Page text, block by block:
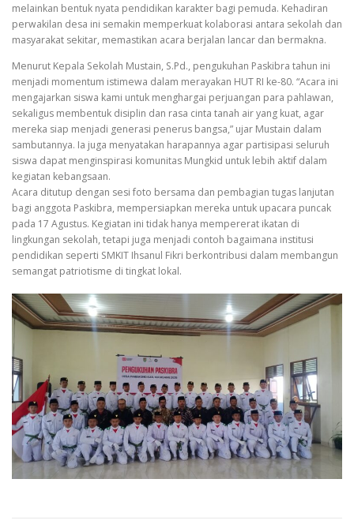
melainkan bentuk nyata pendidikan karakter bagi pemuda. Kehadiran
perwakilan desa ini semakin memperkuat kolaborasi antara sekolah dan
masyarakat sekitar, memastikan acara berjalan lancar dan bermakna.
Menurut Kepala Sekolah Mustain, S.Pd., pengukuhan Paskibra tahun ini
menjadi momentum istimewa dalam merayakan HUT RI ke-80. “Acara ini
mengajarkan siswa kami untuk menghargai perjuangan para pahlawan,
sekaligus membentuk disiplin dan rasa cinta tanah air yang kuat, agar
mereka siap menjadi generasi penerus bangsa,” ujar Mustain dalam
sambutannya. Ia juga menyatakan harapannya agar partisipasi seluruh
siswa dapat menginspirasi komunitas Mungkid untuk lebih aktif dalam
kegiatan kebangsaan.
Acara ditutup dengan sesi foto bersama dan pembagian tugas lanjutan
bagi anggota Paskibra, mempersiapkan mereka untuk upacara puncak
pada 17 Agustus. Kegiatan ini tidak hanya mempererat ikatan di
lingkungan sekolah, tetapi juga menjadi contoh bagaimana institusi
pendidikan seperti SMKIT Ihsanul Fikri berkontribusi dalam membangun
semangat patriotisme di tingkat lokal.